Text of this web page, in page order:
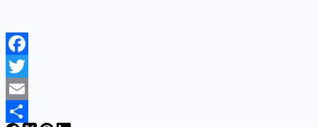
Facebook
Twitter
Email